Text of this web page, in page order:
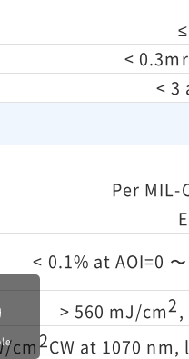
<
< 3
Per
< 0.1% at AOI=0
> 560 mJ/cm2,
cm2CW at 1070